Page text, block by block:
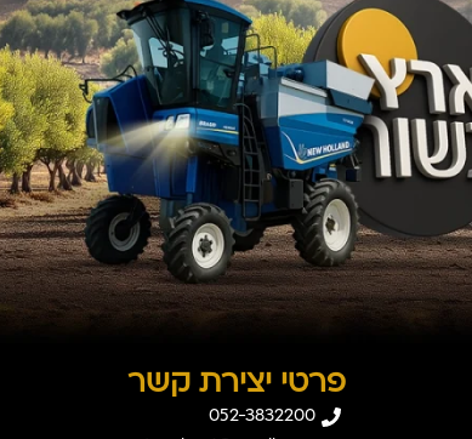
פרטי יצירת קשר
052-3832200